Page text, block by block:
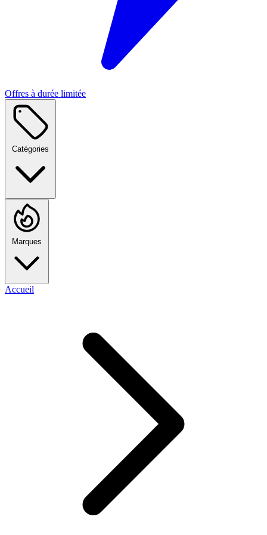
Offres à durée limitée
Catégories
Marques
Accueil